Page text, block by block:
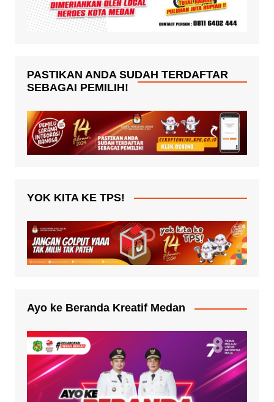
PASTIKAN ANDA SUDAH TERDAFTAR
SEBAGAI PEMILIH!
YOK KITA KE TPS!
Ayo ke Beranda Kreatif Medan